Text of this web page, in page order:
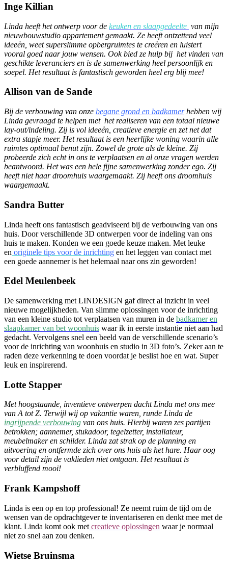
Inge Killian
Linda heeft het ontwerp voor de keuken en slaapgedeelte van mijn
nieuwbouwstudio appartement gemaakt. Ze heeft ontzettend veel
ideeën, weet superslimme opbergruimtes te creëren en luistert
vooral goed naar jouw wensen. Ook bied ze hulp bij het vinden van
geschikte leveranciers en is de samenwerking heel persoonlijk en
soepel. Het resultaat is fantastisch geworden heel erg blij mee!
Allison van de Sande
Bij de verbouwing van onze begane grond en badkamerhebben wij
Linda gevraagd te helpen met het realiseren van een totaal nieuwe
lay-out/indeling. Zij is vol ideeën, creatieve energie en zet net dat
extra stapje meer. Het resultaat is een heerlijke woning waarin alle
ruimtes optimaal benut zijn. Zowel de grote als de kleine. Zij
probeerde zich echt in ons te verplaatsen en al onze vragen werden
beantwoord. Het was een hele fijne samenwerking zonder ego. Zij
heeft niet haar droomhuis waargemaakt. Zij heeft ons droomhuis
waargemaakt.
Sandra Butter
Linda heeft ons fantastisch geadviseerd bij de verbouwing van ons
huis. Door verschillende 3D ontwerpen voor de indeling van ons
huis te maken. Konden we een goede keuze maken. Met leuke
en originele tips voor de inrichting en het leggen van contact met
een goede aannemer is het helemaal naar ons zin geworden!
Edel Meulenbeek
De samenwerking met LINDESIGN gaf direct al inzicht in veel
nieuwe mogelijkheden. Van slimme oplossingen voor de inrichting
van een kleine studio tot verplaatsen van muren in de badkamer en
slaapkamer van bet woonhuis waar ik in eerste instantie niet aan had
gedacht. Vervolgens snel een beeld van de verschillende scenario’s
voor de inrichting van woonhuis en studio in 3D foto’s. Zeker aan te
raden deze verkenning te doen voordat je beslist hoe en wat. Super
leuk en inspirerend.
Lotte Stapper
Met hoogstaande, inventieve ontwerpen dacht Linda met ons mee
van A tot Z. Terwijl wij op vakantie waren, runde Linda de
ingrijpende verbouwing van ons huis. Hierbij waren zes partijen
betrokken; aannemer, stukadoor, tegelzetter, installateur,
meubelmaker en schilder. Linda zat strak op de planning en
uitvoering en ontfermde zich over ons huis als het hare. Haar oog
voor detail zijn de vaklieden niet ontgaan. Het resultaat is
verbluffend mooi!
Frank Kampshoff
Linda is een op en top professional! Ze neemt ruim de tijd om de
wensen van de opdrachtgever te inventariseren en denkt mee met de
klant. Linda komt ook met creatieve oplossingen waar je normaal
niet zo snel aan zou denken.
Wietse Bruinsma